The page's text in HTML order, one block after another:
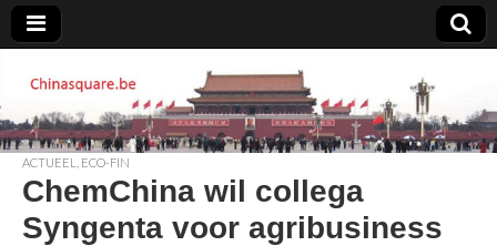
Chinasquare.be
ACTUEEL ECO-FIN
ChemChina wil collega
Syngenta voor agribusiness